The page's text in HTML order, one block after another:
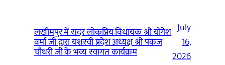
लखीमपुर में सदर लोकप्रिय विधायक श्री योगेश
वर्मा जी द्वारा यशस्वी प्रदेश अध्यक्ष श्री पंकज
चौधरी जी के भव्य स्वागत कार्यक्रम
July
16,
2026